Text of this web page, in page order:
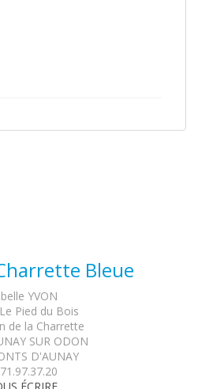
Bleue
YVON
Pied du Bois
de la Charrette
SUR ODON
D'AUNAY